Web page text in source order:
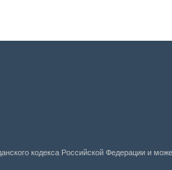
кодекса Российской Федерации и